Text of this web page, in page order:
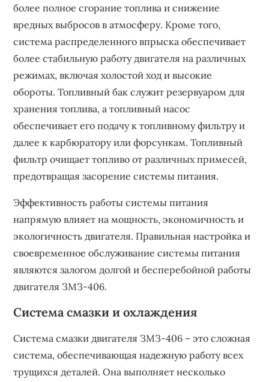
более полное сгорание топлива и снижение
вредных выбросов в атмосферу. Кроме того,
система распределенного впрыска обеспечивает
более стабильную работу двигателя на различных
режимах, включая холостой ход и высокие
обороты. Топливный бак служит резервуаром для
хранения топлива, а топливный насос
обеспечивает его подачу к топливному фильтру и
далее к карбюратору или форсункам. Топливный
фильтр очищает топливо от различных примесей,
предотвращая засорение системы питания.
Эффективность работы системы питания
напрямую влияет на мощность, экономичность и
экологичность двигателя. Правильная настройка и
своевременное обслуживание системы питания
являются залогом долгой и бесперебойной работы
двигателя ЗМЗ-406.
Система смазки и охлаждения
Система смазки двигателя ЗМЗ-406 – это сложная
система, обеспечивающая надежную работу всех
трущихся деталей. Она выполняет несколько